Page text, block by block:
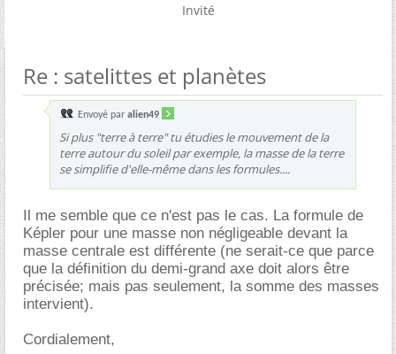
Invité
Re : satelittes et planètes
Envoyé par alien49
Si plus "terre à terre" tu étudies le mouvement de la
terre autour du soleil par exemple, la masse de la terre
se simplifie d'elle-même dans les formules....
Il me semble que ce n'est pas le cas. La formule de
Képler pour une masse non négligeable devant la
masse centrale est différente (ne serait-ce que parce
que la définition du demi-grand axe doit alors être
précisée; mais pas seulement, la somme des masses
intervient).
Cordialement,